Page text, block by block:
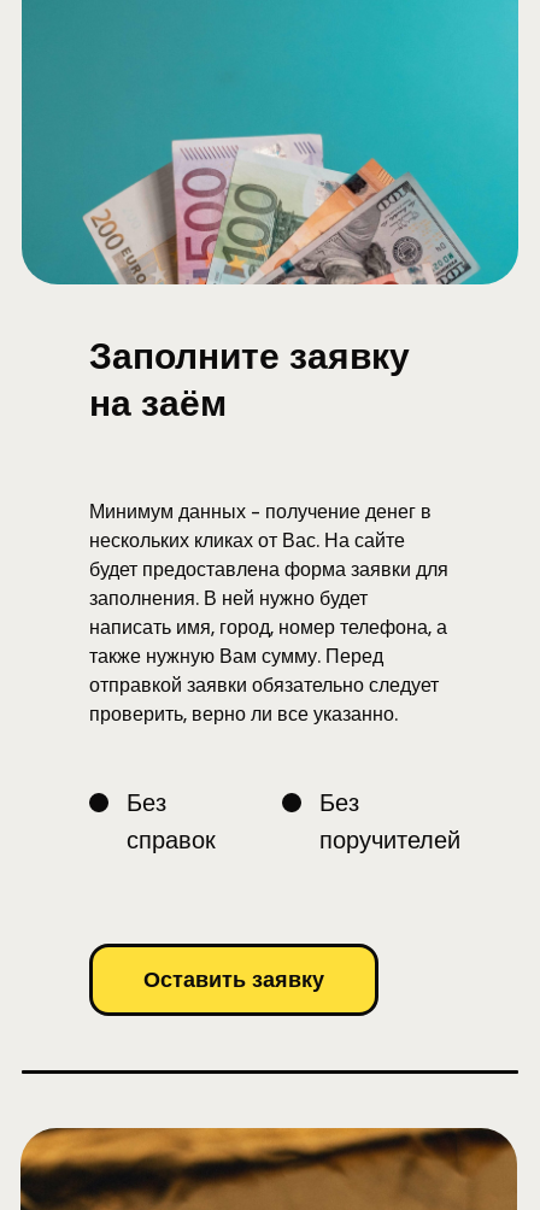
Минимум данных - получение денег в
нескольких кликах от Вас. На сайте
будет предоставлена форма заявки для
заполнения. В ней нужно будет
написать имя, город, номер телефона, а
также нужную Вам сумму. Перед
отправкой заявки обязательно следует
проверить, верно ли все указанно.
Заполните заявку
на заём
Оставить заявку
Без
справок
Без
поручителей